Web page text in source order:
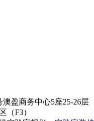
盈商务中心5座25-26层
（F3）